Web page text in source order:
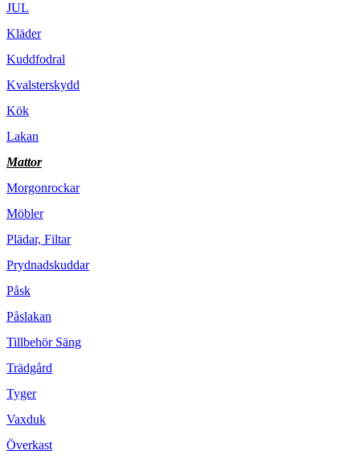
JUL
Kläder
Kuddfodral
Kvalsterskydd
Kök
Lakan
Mattor
Morgonrockar
Möbler
Plädar, Filtar
Prydnadskuddar
Påsk
Påslakan
Tillbehör Säng
Trädgård
Tyger
Vaxduk
Överkast